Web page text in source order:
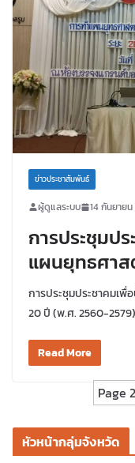
ข่าวประชาสัมพันธ์
ผู้ดูแลระบบ 14 กันยาย
การประชุมป
แผนยุทธศาส
การประชุมประชาคมเพื่
20 ปี (พ.ศ. 2560-2579)
Read More
Page
หัวหน้ากลุ่มจังหวัด